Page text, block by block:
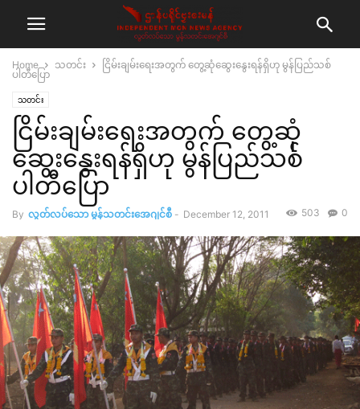
Home သတင်း
ငြိမ်းချမ်းရေးအတွက် တွေ့ဆုံဆွေးနွေးရန်ရှိဟု မွန်ပြည်သစ်
ပါတီပြော
သတင်း
ငြိမ်းချမ်းရေးအတွက် တွေ့ဆုံ
ဆွေးနွေးရန်ရှိဟု မွန်ပြည်သစ်
ပါတီပြော
By လွတ်လပ်သော မွန်သတင်းအေဂျင်စီ - December 12, 2011 0
503